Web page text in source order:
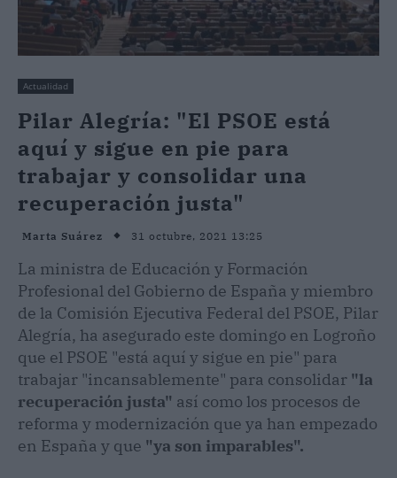
Actualidad
Pilar Alegría: "El PSOE está
aquí y sigue en pie para
trabajar y consolidar una
recuperación justa"
Marta Suárez 31 octubre, 2021 13:25
La ministra de Educación y Formación
Profesional del Gobierno de España y miembro
de la Comisión Ejecutiva Federal del PSOE, Pilar
Alegría, ha asegurado este domingo en Logroño
que el PSOE "está aquí y sigue en pie" para
trabajar "incansablemente" para consolidar "la
recuperación justa" así como los procesos de
reforma y modernización que ya han empezado
en España y que "ya son imparables".